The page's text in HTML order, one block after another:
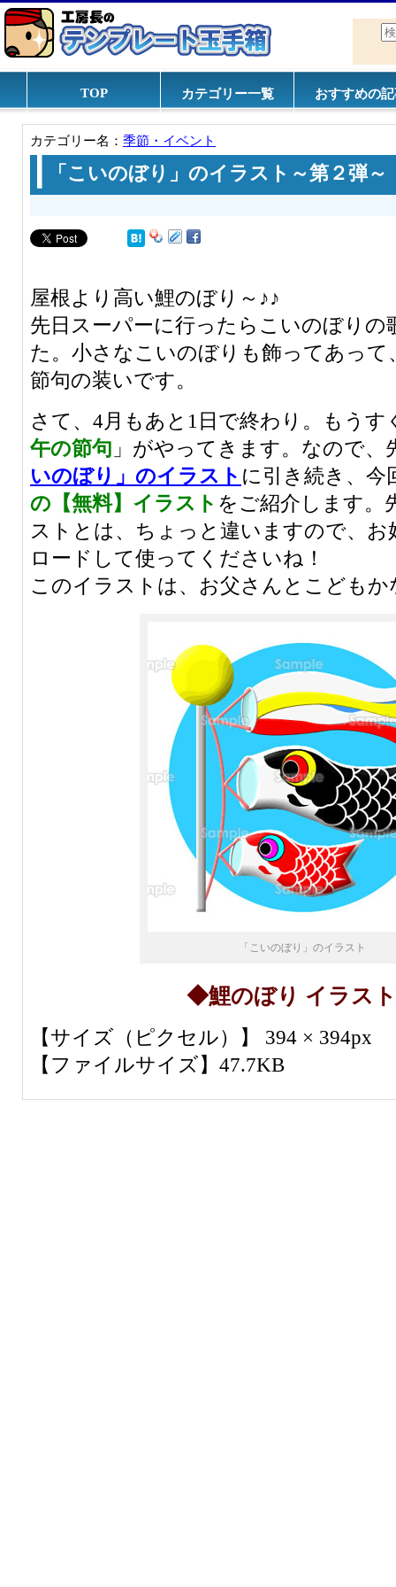
TOP カテゴリー一覧 おすすめの
カテゴリー名： 季節・イベント
「こいのぼり」のイラスト～第２弾～
屋根より高い鯉のぼり～♪♪
先日スーパーに行ったらこいのぼりの
た。小さなこいのぼりも飾ってあって
節句の装いです。
さて、4月もあと1日で終わり。もうす
午の節句 」がやってきます。なので、
いのぼり」のイラスト に引き続き、今
の【無料】イラスト をご紹介します。
ストとは、ちょっと違いますので、
ロードして使ってくださいね！
このイラストは、お父さんとこどもか
「こいのぼり」のイラスト
◆鯉のぼり イラス
【サイズ（ピクセル）】 394 × 394px
【ファイルサイズ】47.7KB